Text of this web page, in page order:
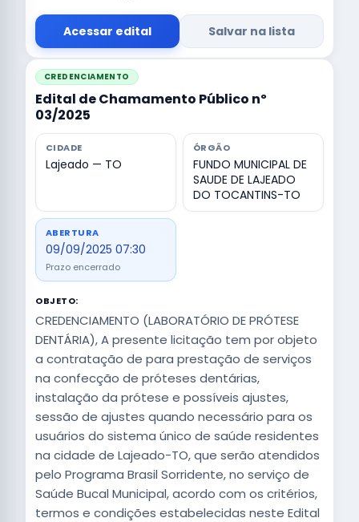
Acessar edital Salvar na lista
CREDENCIAMENTO
Edital de Chamamento Público nº
03/2025
CIDADE
Lajeado — TO
ÓRGÃO
FUNDO MUNICIPAL DE
SAUDE DE LAJEADO
DO TOCANTINS-TO
ABERTURA
09/09/2025 07:30
Prazo encerrado
OBJETO:
CREDENCIAMENTO (LABORATÓRIO DE PRÓTESE
DENTÁRIA), A presente licitação tem por objeto
a contratação de para prestação de serviços
na confecção de próteses dentárias,
instalação da prótese e possíveis ajustes,
sessão de ajustes quando necessário para os
usuários do sistema único de saúde residentes
na cidade de Lajeado-TO, que serão atendidos
pelo Programa Brasil Sorridente, no serviço de
Saúde Bucal Municipal, acordo com os critérios,
termos e condições estabelecidas neste Edital